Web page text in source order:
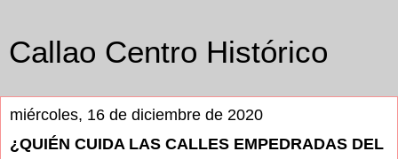
Callao Centro Histórico
miércoles, 16 de diciembre de 2020
¿QUIÉN CUIDA LAS CALLES EMPEDRADAS DEL